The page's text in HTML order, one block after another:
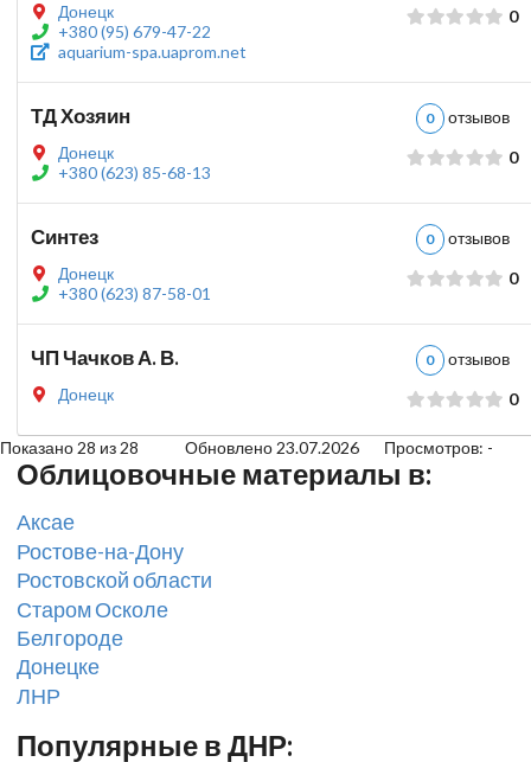
Донецк
+380 (95) 679-47-22
aquarium-spa.uaprom.net
0
ТД Хозяин 0
Донецк
+380 (623) 85-68-13
0
Синтез 0
Донецк
+380 (623) 87-58-01
0
ЧП Чачков А. В. 0
Донецк
0
Показано 28 из 28 Обновлено 23.07.2026 Просмотров: -
Облицовочные материалы в:
Аксае
Ростове-на-Дону
Ростовской области
Старом Осколе
Белгороде
Донецке
ЛНР
Популярные в ДНР: